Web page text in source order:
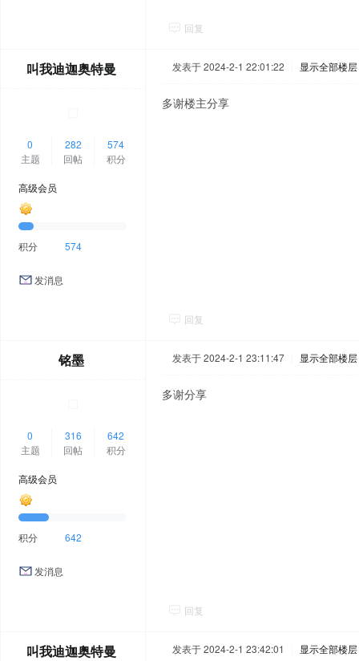
回复
叫我迪迦奥特曼
0
主题
282
回帖
574
积分
高级会员
积分 574
发消息
发表于 2024-2-1 22:01:22 显示全部楼层
多谢楼主分享
回复
铭墨
0
主题
316
回帖
642
积分
高级会员
积分 642
发消息
发表于 2024-2-1 23:11:47 显示全部楼层
多谢分享
回复
叫我迪迦奥特曼 发表于 2024-2-1 23:42:01 显示全部楼层